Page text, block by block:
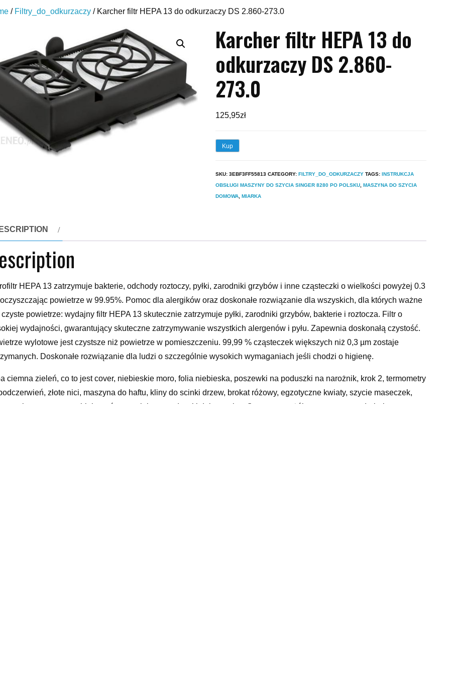
/ Filtry_do_odkurzaczy / Karcher filtr HEPA 13 do odkurzaczy DS 2.860-273.0
Karcher filtr HEPA 13 do
odkurzaczy DS 2.860-
273.0
125,95zł
Kup
SKU: 3EBF3FF55813 CATEGORY: FILTRY_DO_ODKURZACZY TAGS: INSTRUKCJA
OBSŁUGI MASZYNY DO SZYCIA SINGER 8280 PO POLSKU MASZYNA DO SZYCIA
DOMOWA MIARKA
HEPA 13 zatrzymuje bakterie, odchody roztoczy, pyłki, zarodniki grzybów i inne cząsteczki o wielkości powyżej 0.3
powietrze w 99.95%. Pomoc dla alergików oraz doskonałe rozwiązanie dla wszyskich, dla których ważne
powietrze: wydajny filtr HEPA 13 skutecznie zatrzymuje pyłki, zarodniki grzybów, bakterie i roztocza. Filtr o
wydajności, gwarantujący skuteczne zatrzymywanie wszystkich alergenów i pyłu. Zapewnia doskonałą czystość.
wylotowe jest czystsze niż powietrze w pomieszczeniu. 99,99 % cząsteczek większych niż 0,3 µm zostaje
Doskonałe rozwiązanie dla ludzi o szczególnie wysokich wymaganiach jeśli chodzi o higienę.
ciemna zieleń, co to jest cover, niebieskie moro, folia niebieska, poszewki na poduszki na narożnik, krok 2, termometry
złote nici, maszyna do haftu, kliny do scinki drzew, brokat różowy, egzotyczne kwiaty, szycie maseczek,
wektorowe, czarno biały wzór, materiały na poduszki dekoracyjne, flaga czarno żółto czerwona, rozdrabniacz